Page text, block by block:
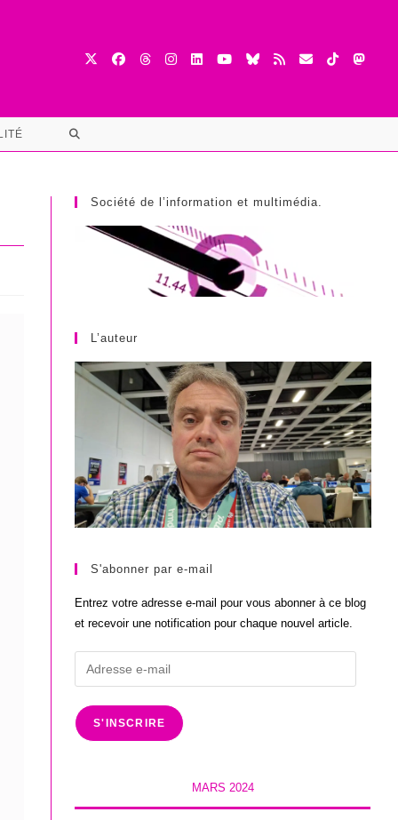
TOGGLE
SEARCH
Société de l’information et multimédia.
L’auteur
S'abonner par e-mail
Entrez votre adresse e-mail pour vous abonner à ce blog
et recevoir une notification pour chaque nouvel article.
Adresse
e-
mail
S'INSCRIRE
MARS 2024